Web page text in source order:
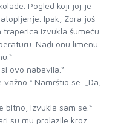
Pogled koji joj je
Ipak, Zora još
izvukla šumeću
Nađi onu limenu
ovo nabavila.“
Namrštio se. „Da,
bitno, izvukla sam se.“
su mu prolazile kroz